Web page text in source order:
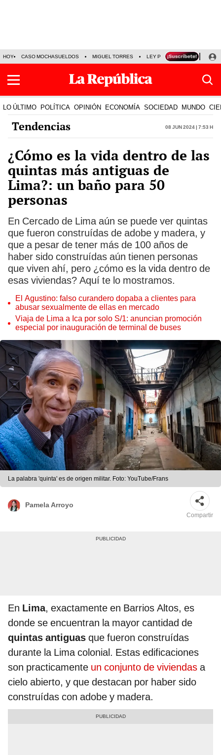
HOY CASO MOCHASUELDOS MIGUEL TORRES LEY PULPÍN PRECIO DEL
LO ÚLTIMO POLÍTICA OPINIÓN ECONOMÍA SOCIEDAD MUNDO
Tendencias 08 Jun 2024 | 7:53 h
¿Cómo es la vida dentro de las
quintas más antiguas de
Lima?: un baño para 50
personas
En Cercado de Lima aún se puede ver quintas
que fueron construídas de adobe y madera, y
que a pesar de tener más de 100 años de
haber sido construídas aún tienen personas
que viven ahí, pero ¿cómo es la vida dentro de
esas viviendas? Aquí te lo mostramos.
El Agustino: falso curandero dopaba a clientes para
abusar sexualmente de ellas en mercado
Viaja de Lima a Ica por solo S/1: anuncian promoción
especial por inauguración de terminal de buses
La palabra 'quinta' es de origen militar. Foto: YouTube/Frans
Pamela Arroyo
Compartir
En Lima, exactamente en Barrios Altos, es
donde se encuentran la mayor cantidad de
quintas antiguas que fueron construídas
durante la Lima colonial. Estas edificaciones
son practicamente un conjunto de viviendas a
cielo abierto, y que destacan por haber sido
construídas con adobe y madera.